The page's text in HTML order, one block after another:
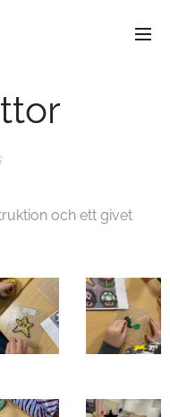
och ett givet